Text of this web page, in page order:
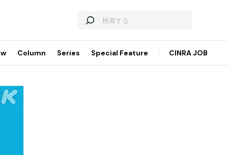
Column Series Special Feature CINRA JOB